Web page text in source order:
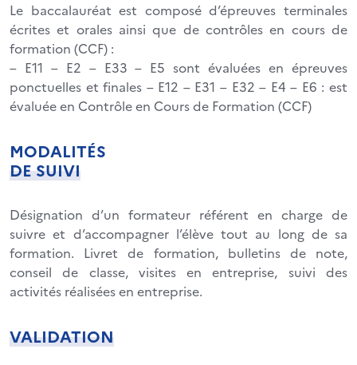
Le baccalauréat est composé d’épreuves terminales
écrites et orales ainsi que de contrôles en cours de
formation (CCF) :
– E11 – E2 – E33 – E5 sont évaluées en épreuves
ponctuelles et finales – E12 – E31 – E32 – E4 – E6 : est
évaluée en Contrôle en Cours de Formation (CCF)
MODALITÉS
DE SUIVI
Désignation d’un formateur référent en charge de
suivre et d’accompagner l’élève tout au long de sa
formation. Livret de formation, bulletins de note,
conseil de classe, visites en entreprise, suivi des
activités réalisées en entreprise.
VALIDATION